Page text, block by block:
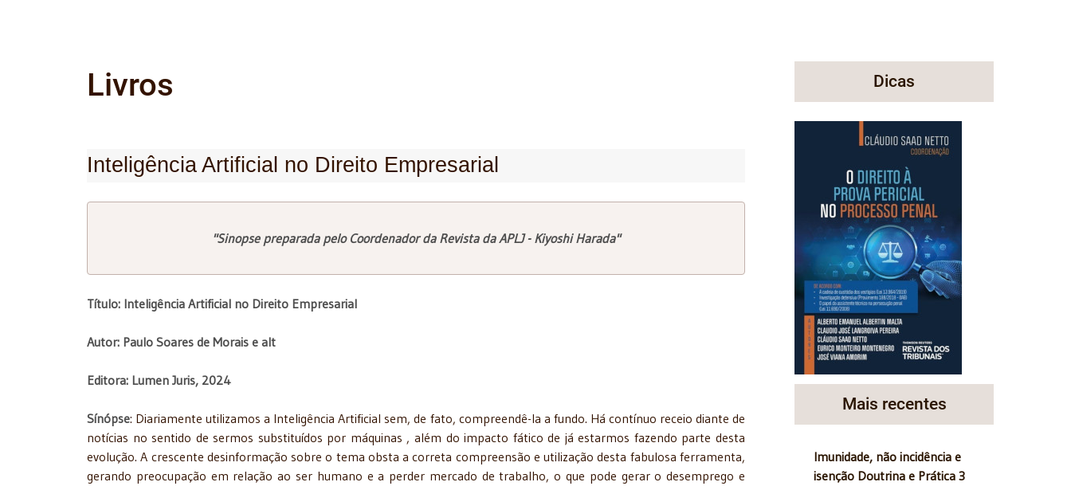
Livros
Inteligência Artificial no Direito Empresarial
"Sinopse preparada pelo Coordenador da Revista da APLJ - Kiyoshi Harada"
Título: Inteligência Artificial no Direito Empresarial
Autor: Paulo Soares de Morais e alt
Editora: Lumen Juris, 2024
Sínópse: Diariamente utilizamos a Inteligência Artificial sem, de fato, compreendê-la a fundo. Há contínuo receio diante de
notícias no sentido de sermos substituídos por máquinas , além do impacto fático de já estarmos fazendo parte desta
evolução. A crescente desinformação sobre o tema obsta a correta compreensão e utilização desta fabulosa ferramenta,
gerando preocupação em relação ao ser humano e a perder mercado de trabalho, o que pode gerar o desemprego e
Dicas
Mais recentes
Imunidade, não incidência e
isenção Doutrina e Prática 3